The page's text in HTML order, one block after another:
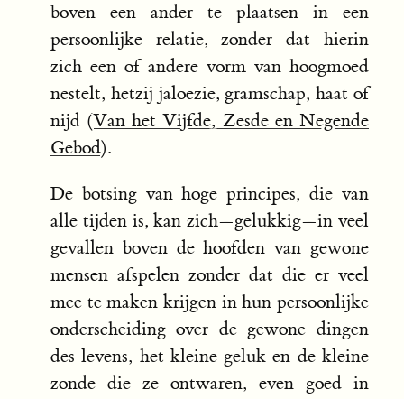
boven een ander te plaatsen in een
persoonlijke relatie, zonder dat hierin
zich een of andere vorm van hoogmoed
nestelt, hetzij jaloezie, gramschap, haat of
nijd (Van het Vijfde, Zesde en Negende
Gebod).
De botsing van hoge principes, die van
alle tijden is, kan zich—gelukkig—in veel
gevallen boven de hoofden van gewone
mensen afspelen zonder dat die er veel
mee te maken krijgen in hun persoonlijke
onderscheiding over de gewone dingen
des levens, het kleine geluk en de kleine
zonde die ze ontwaren, even goed in